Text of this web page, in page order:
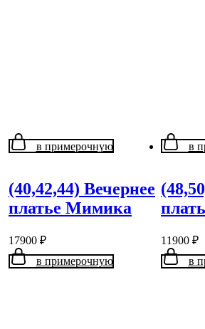
в примерочную
(40,42,44) Вечернее
платье Мимика
17900 ₽
в примерочную
в
11900 ₽
в